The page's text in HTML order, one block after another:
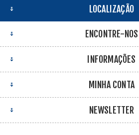
LOCALIZAÇÃO
ENCONTRE-NOS
INFORMAÇÕES
MINHA CONTA
NEWSLETTER